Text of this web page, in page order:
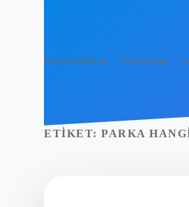
Gizlilik Politikası Hakkımızda
ETIKET: PARKA